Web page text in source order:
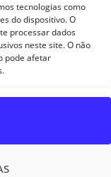
tecnologias como
do dispositivo. O
processar dados
neste site. O não
pode afetar
Tumblr WhatsApp
CONTATO